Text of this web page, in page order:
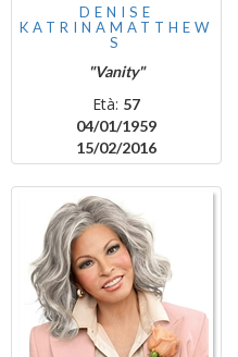
DENISE
KATRINAMATTHEW
S
"Vanity"
Età: 57
04/01/1959
15/02/2016